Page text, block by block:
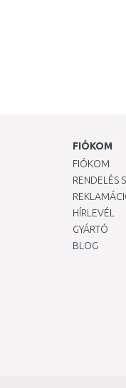
FIÓKOM
FIÓKOM
RENDELÉS
HÍRLEVÉL
GYÁRTÓ
BLOG